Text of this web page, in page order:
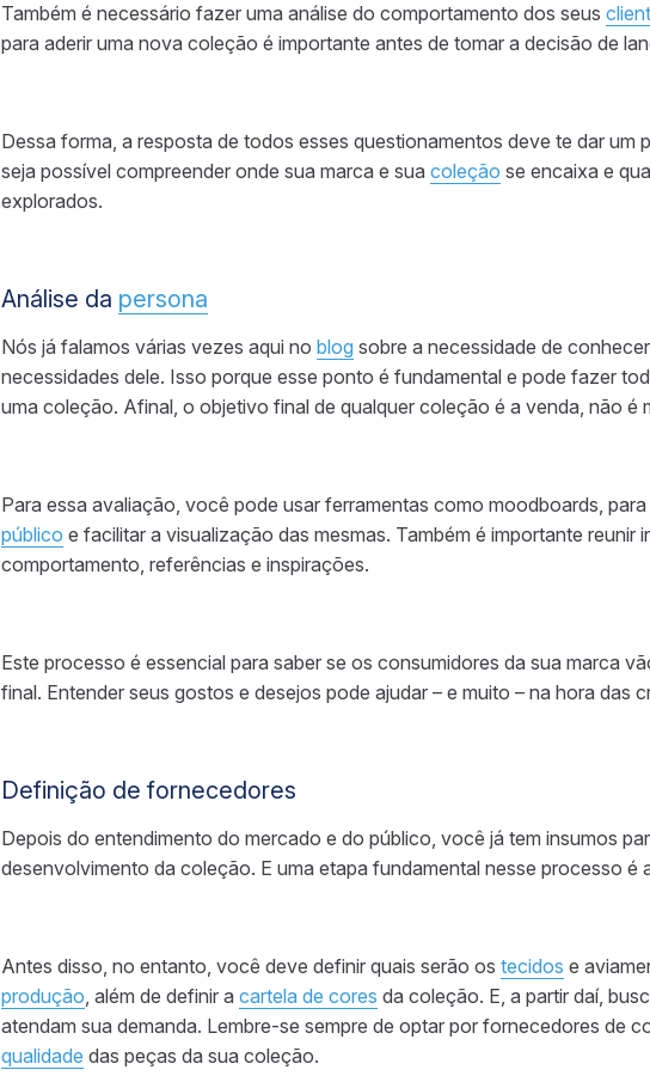
Também é necessário fazer uma análise do comportamento dos seus
para aderir uma nova coleção é importante antes de tomar a decisão de
Dessa forma, a resposta de todos esses questionamentos deve te dar um
seja possível compreender onde sua marca e sua coleção se encaixa e
explorados.
Análise da persona
Nós já falamos várias vezes aqui no blog sobre a necessidade de
necessidades dele. Isso porque esse ponto é fundamental e pode fazer
uma coleção. Afinal, o objetivo final de qualquer coleção é a venda, não é
Para essa avaliação, você pode usar ferramentas como moodboards,
público e facilitar a visualização das mesmas. Também é importante reunir
comportamento, referências e inspirações.
Este processo é essencial para saber se os consumidores da sua marca
final. Entender seus gostos e desejos pode ajudar – e muito – na hora das
Definição de fornecedores
Depois do entendimento do mercado e do público, você já tem insumos
desenvolvimento da coleção. E uma etapa fundamental nesse processo é
Antes disso, no entanto, você deve definir quais serão os tecidos e
produção, além de definir a cartela de cores da coleção. E, a partir daí,
atendam sua demanda. Lembre-se sempre de optar por fornecedores de
qualidade das peças da sua coleção.